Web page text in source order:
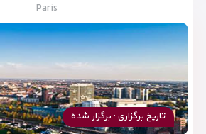
Paris
تاریخ برگزاری : برگزار شده